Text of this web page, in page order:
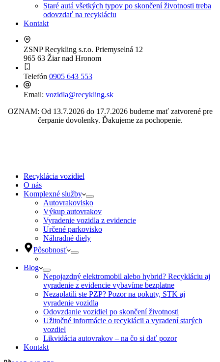
Staré autá všetkých typov po skončení životnosti treba
odovzdať na recykláciu
Kontakt
ZSNP Recykling s.r.o. Priemyselná 12
965 63 Žiar nad Hronom
Telefón 0905 643 553
Email: vozidla@recykling.sk
OZNAM: Od 13.7.2026 do 17.7.2026 budeme mať zatvorené pre
čerpanie dovolenky. Ďakujeme za pochopenie.
Recyklácia vozidiel
O nás
Komplexné služby
Autovrakovisko
Výkup autovrakov
Vyradenie vozidla z evidencie
Určené parkovisko
Náhradné diely
Pôsobnosť
Blog
Nepojazdný elektromobil alebo hybrid? Recykláciu aj
vyradenie z evidencie vybavíme bezplatne
Nezaplatili ste PZP? Pozor na pokuty, STK aj
vyradenie vozidla
Odovzdanie vozidiel po skončení životnosti
Užitočné informácie o recyklácii a vyradení starých
vozdiel
Likvidácia autovrakov – na čo si dať pozor
Kontakt